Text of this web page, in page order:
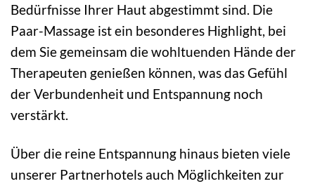
Bedürfnisse Ihrer Haut abgestimmt sind. Die
Paar-Massage ist ein besonderes Highlight, bei
dem Sie gemeinsam die wohltuenden Hände der
Therapeuten genießen können, was das Gefühl
der Verbundenheit und Entspannung noch
verstärkt.
Über die reine Entspannung hinaus bieten viele
unserer Partnerhotels auch Möglichkeiten zur